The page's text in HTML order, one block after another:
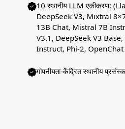
10 स्थानीय LLM एकीकरण:
DeepSeek V3, Mixtral
13B Chat, Mistral 7B
V3.1, DeepSeek V3
Instruct, Phi-2, OpenChat
गोपनीयता-केंद्रित स्थानीय